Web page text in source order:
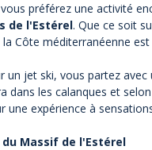
préférez une activité
de l'Estérel. Que ce soit
Côte méditerranéenne
un jet ski, vous partez
les calanques et
une expérience à
Massif de l'Estérel